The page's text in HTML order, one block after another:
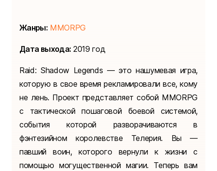
Жанры: MMORPG
Дата выхода: 2019 год
Raid: Shadow Legends — это нашумевая игра,
которую в свое время рекламировали все, кому
не лень. Проект представляет собой MMORPG
с тактической пошаговой боевой системой,
события которой разворачиваются в
фэнтезийном королевстве Телерия. Вы —
павший воин, которого вернули к жизни с
помощью могущественной магии. Теперь вам